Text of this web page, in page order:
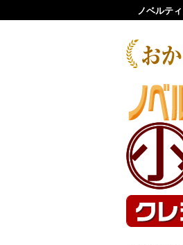
ノベルテ